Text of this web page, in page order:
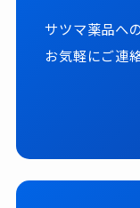
サツマ薬品へ
お気軽にご連